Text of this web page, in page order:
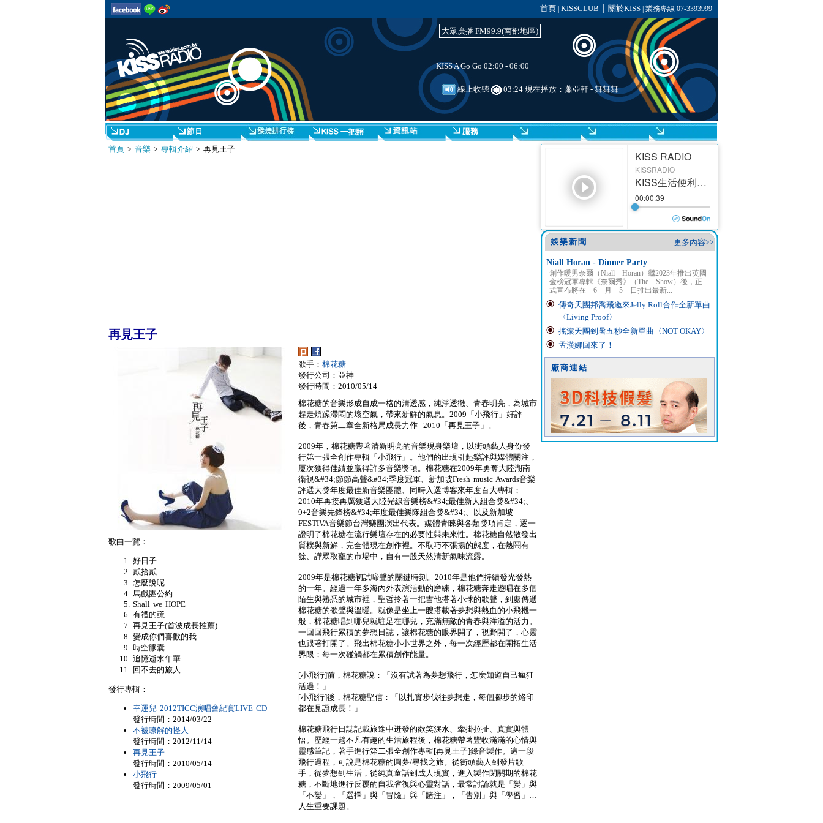
首頁 KISSCLUB 關於KISS| 業務專線 07-3393999
大眾廣播 FM99.9(南部地區)
KISS A Go Go 02:00 - 06:00
線上收聽 03:24 現在播放： 蕭亞軒- 舞舞舞
首頁> 音樂> 專輯介紹 > 再見王子
再見王子
歌手： 棉花糖
發行公司：亞神
發行時間：2010/05/14
棉花糖的音樂形成自成一格的清透感，純淨透徹、青春明亮，為城市
趕走煩躁滯悶的壞空氣，帶來新鮮的氣息。2009「小飛行」好評
後，青春第二章全新格局成長力作- 2010「再見王子」。
2009年，棉花糖帶著清新明亮的音樂現身樂壇，以街頭藝人身份發
行第一張全創作專輯「小飛行」。他們的出現引起樂評與媒體關注，
屢次獲得佳績並贏得許多音樂獎項。棉花糖在2009年勇奪大陸湖南
衛視&#34;節節高聲&#34;季度冠軍、新加坡Fresh music Awards音樂
評選大獎年度最佳新音樂團體、同時入選博客來年度百大專輯；
2010年再接再厲獲選大陸光線音樂榜&#34;最佳新人組合獎&#34;、
9+2音樂先鋒榜&#34;年度最佳樂隊組合獎&#34;、以及新加坡
FESTIVA音樂節台灣樂團演出代表。媒體青睞與各類獎項肯定，逐一
證明了棉花糖在流行樂壇存在的必要性與未來性。棉花糖自然散發出
質樸與新鮮，完全體現在創作裡。不取巧不張揚的態度，在熱鬧有
餘、譁眾取寵的市場中，自有一股天然清新氣味流露。
2009年是棉花糖初試啼聲的關鍵時刻。2010年是他們持續發光發熱
的一年。經過一年多海內外表演活動的磨練，棉花糖奔走遊唱在多個
陌生與熟悉的城市裡，聖哲拎著一把吉他搭著小球的歌聲，到處傳遞
棉花糖的歌聲與溫暖。就像是坐上一艘搭載著夢想與熱血的小飛機一
般，棉花糖唱到哪兒就駐足在哪兒，充滿無敵的青春與洋溢的活力。
一回回飛行累積的夢想日誌，讓棉花糖的眼界開了，視野開了，心靈
也跟著打開了。飛出棉花糖小小世界之外，每一次經歷都在開拓生活
界限；每一次碰觸都在累積創作能量。
[小飛行]前，棉花糖說：「沒有試著為夢想飛行，怎麼知道自己瘋狂
活過！」
[小飛行]後，棉花糖堅信：「以扎實步伐往夢想走，每個腳步的烙印
都在見證成長！」
棉花糖飛行日誌記載旅途中迸發的歡笑淚水、牽掛拉扯、真實與體
悟。歷經一趟不凡有趣的生活旅程後，棉花糖帶著豐收滿滿的心情與
靈感筆記，著手進行第二張全創作專輯[再見王子]錄音製作。這一段
飛行過程，可說是棉花糖的圓夢/尋找之旅。從街頭藝人到發片歌
手，從夢想到生活，從純真童話到成人現實，進入製作閉關期的棉花
糖，不斷地進行反覆的自我省視與心靈對話，最常討論就是「變」與
「不變」，「選擇」與「冒險」與「賭注」，「告別」與「學習」…
人生重要課題。
歌曲一覽：
好日子
貳拾貳
怎麼說呢
馬戲團公約
Shall we HOPE
有禮的謊
再見王子(首波成長推薦)
變成你們喜歡的我
時空膠囊
追憶逝水年華
回不去的旅人
發行專輯：
幸運兒 2012TICC演唱會紀實LIVE CD
發行時間：2014/03/22
不被瞭解的怪人
發行時間：2012/11/14
再見王子
發行時間：2010/05/14
小飛行
發行時間：2009/05/01
更多內容>>
娛樂新聞
Niall Horan - Dinner Party
創作暖男奈爾（Niall Horan）繼2023年推出英國
金榜冠軍專輯《奈爾秀》（The Show）後，正
式宣布將在 6 月 5 日推出最新...
傳奇天團邦喬飛邀來Jelly Roll合作全新單曲
〈Living Proof〉
搖滾天團到暑五秒全新單曲〈NOT OKAY〉
孟漢娜回來了！
廠商連結